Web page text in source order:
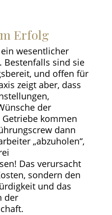
Erfolg
wesentlicher
Bestenfalls sind sie
und offen für
zeigt aber, dass
der
kommen
dann
„abzuholen“,
Das verursacht
sondern den
und das
der